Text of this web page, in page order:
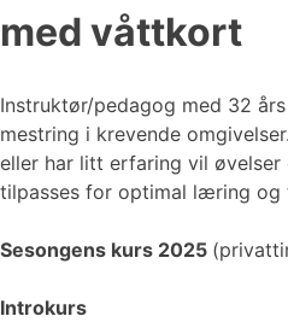
med våttkort
Instruktør/pedagog med 32
mestring i krevende
eller har litt erfaring vil øvelser
tilpasses for optimal læring og
Sesongens kurs 2025
Introkurs